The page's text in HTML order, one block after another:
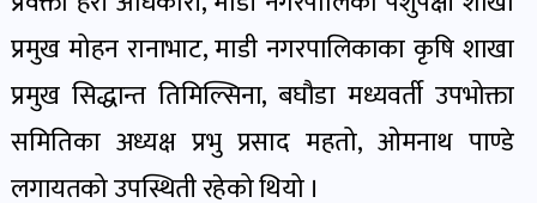
पोष्ट
अपराध
खबर
प्रमुख मोहन रानाभाट, माडी नगरपालिकाका कृषि शाखा
प्रमुख सिद्धान्त तिमिल्सिना, बघौडा मध्यवर्ती उपभोक्ता
समितिका अध्यक्ष प्रभु प्रसाद महतो, ओमनाथ पाण्डे
लगायतको उपस्थिती रहेको थियो ।